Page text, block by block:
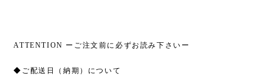
ATTENTION ーご注文前に必ずお読み下さいー
◆ご配送日（納期）について